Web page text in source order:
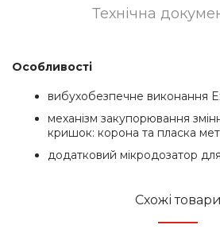
Технічна
Особливості
вибухобезпечне виконання
механізм закупорювання
кришок: корона та пласка
додатковий мікродозатор
Схожі товари